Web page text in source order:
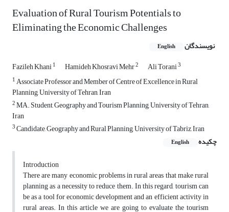
Evaluation of Rural Tourism Potentials to
Eliminating the Economic Challenges
نویسندگان English
Fazileh Khani1 Hamideh Khosravi Mehr2 Ali Torani3
1Associate Professor and Member of Centre of Excellence in Rural
Planning, University of Tehran, Iran
2MA. Student, Geography and Tourism Planning, University of Tehran,
Iran
3Candidate, Geography and Rural Planning, University of Tabriz, Iran
چکیده
English
Introduction
There are many economic problems in rural areas that make rural
planning as a necessity to reduce them. In this regard, tourism can
be as a tool for economic development and an efficient activity in
rural areas. In this article we are going to evaluate the tourism